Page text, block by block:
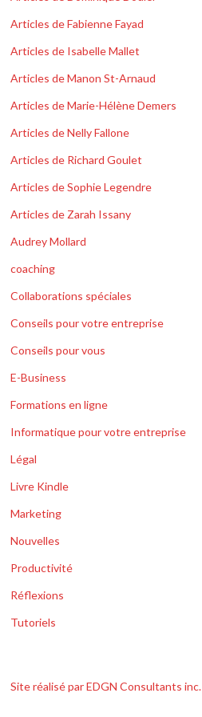
Articles de Fabienne Fayad
Articles de Isabelle Mallet
Articles de Manon St-Arnaud
Articles de Marie-Hélène Demers
Articles de Nelly Fallone
Articles de Richard Goulet
Articles de Sophie Legendre
Articles de Zarah Issany
Audrey Mollard
coaching
Collaborations spéciales
Conseils pour votre entreprise
Conseils pour vous
E-Business
Formations en ligne
Informatique pour votre entreprise
Légal
Livre Kindle
Marketing
Nouvelles
Productivité
Réflexions
Tutoriels
Site réalisé par EDGN Consultants inc.